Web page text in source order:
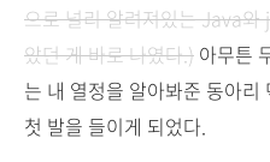
으로 널리 알려져있는 Java
았던 게 바로 나였다.) 아무튼
는 내 열정을 알아봐준 동아
첫 발을 들이게 되었다.